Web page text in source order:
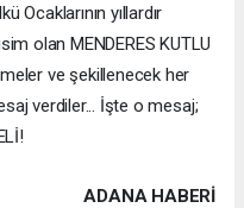
Ocaklarının yıllardır
olan MENDERES KUTLU
ve şekillenecek her
verdiler... İşte o mesaj;
ADANA HABERİ